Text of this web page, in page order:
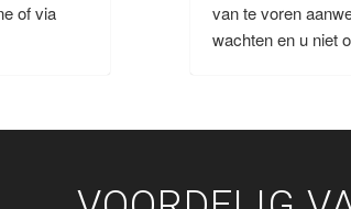
of via
van te voren
wachten en u niet